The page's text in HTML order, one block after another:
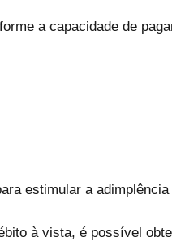
a capacidade de
estimular a
à vista, é possível